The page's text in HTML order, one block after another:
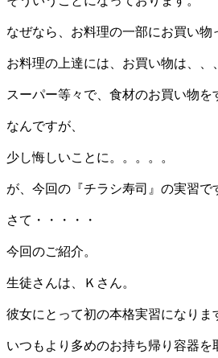
なぜなら、お料理の一部にお買い物
お料理の上達には、お買い物は、、
スーパー等々で、食材のお買い物を
なんですが、
少し悔しいことに。。。。。
が、今回の『チラシ寿司』の実習で
さて・・・・・
今回のご紹介。
生徒さんは、Ｋさん。
彼女にとって初の本格実習になりま
いつもより多めのお持ち帰り容器を